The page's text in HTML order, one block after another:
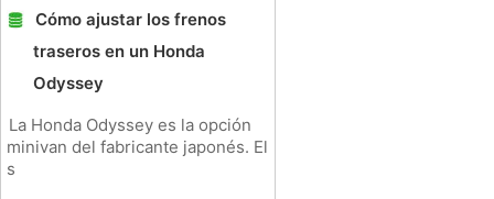
Cómo ajustar los frenos
traseros en un Honda
Odyssey
La Honda Odyssey es la opción
minivan del fabricante japonés. El
s